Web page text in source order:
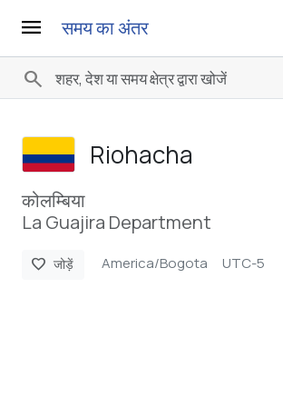
menu समय का अंतर
search
Riohacha
कोलम्बिया
La Guajira Department
favorite जोड़ें America/Bogota UTC-5